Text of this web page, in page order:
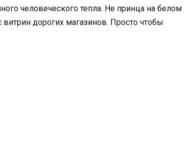
человеческого тепла. Не принца на белом
дорогих магазинов. Просто чтобы